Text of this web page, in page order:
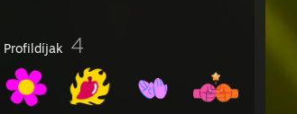
Profildíjak 4